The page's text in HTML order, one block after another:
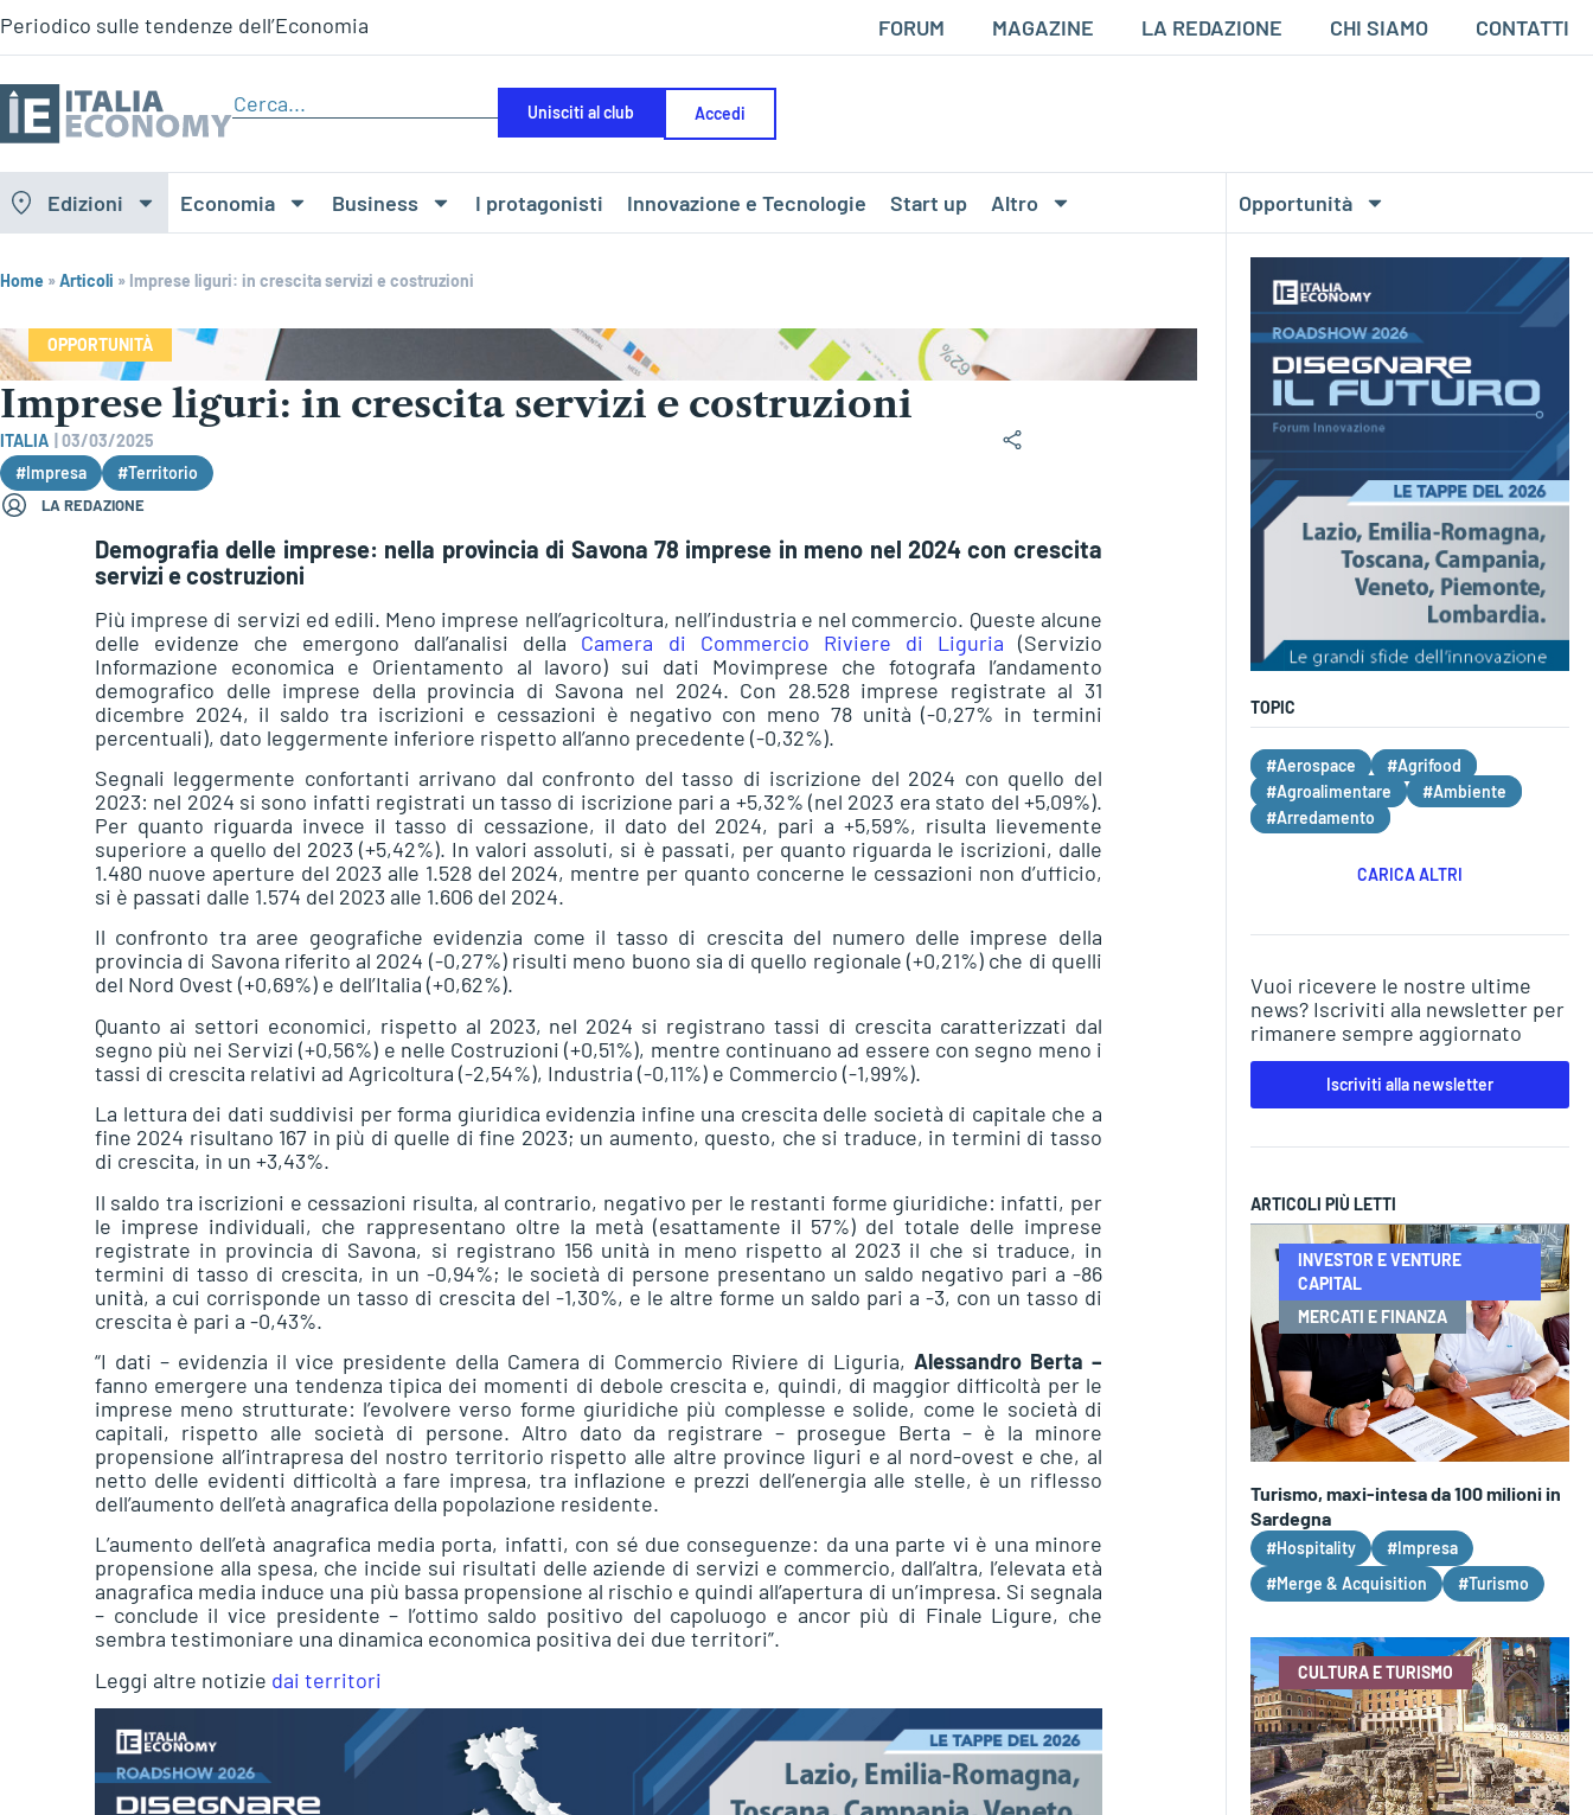
Periodico sulle tendenze dell’Economia FORUM MAGAZINE LA REDAZIONE CHI SIAMO CONTATTI
Unisciti al club Accedi
Edizioni Economia Business I protagonisti Innovazione e Tecnologie Start up Altro Opportunità
Home »Articoli » Imprese liguri: in crescita servizi e costruzioni
OPPORTUNITÀ
Imprese liguri: in crescita servizi e costruzioni
ITALIA
03/03/2025
#Impresa
#Territorio
LA REDAZIONE
Demografia delle imprese: nella provincia di Savona 78 imprese in meno nel 2024 con crescita
servizi e costruzioni
Più imprese di servizi ed edili. Meno imprese nell’agricoltura, nell’industria e nel commercio. Queste alcune
delle evidenze che emergono dall’analisi della Camera di Commercio Riviere di Liguria (Servizio
Informazione economica e Orientamento al lavoro) sui dati Movimprese che fotografa l’andamento
demografico delle imprese della provincia di Savona nel 2024. Con 28.528 imprese registrate al 31
dicembre 2024, il saldo tra iscrizioni e cessazioni è negativo con meno 78 unità (-0,27% in termini
percentuali), dato leggermente inferiore rispetto all’anno precedente (-0,32%).
Segnali leggermente confortanti arrivano dal confronto del tasso di iscrizione del 2024 con quello del
2023: nel 2024 si sono infatti registrati un tasso di iscrizione pari a +5,32% (nel 2023 era stato del +5,09%).
Per quanto riguarda invece il tasso di cessazione, il dato del 2024, pari a +5,59%, risulta lievemente
superiore a quello del 2023 (+5,42%). In valori assoluti, si è passati, per quanto riguarda le iscrizioni, dalle
1.480 nuove aperture del 2023 alle 1.528 del 2024, mentre per quanto concerne le cessazioni non d’ufficio,
si è passati dalle 1.574 del 2023 alle 1.606 del 2024.
Il confronto tra aree geografiche evidenzia come il tasso di crescita del numero delle imprese della
provincia di Savona riferito al 2024 (-0,27%) risulti meno buono sia di quello regionale (+0,21%) che di quelli
del Nord Ovest (+0,69%) e dell’Italia (+0,62%).
Quanto ai settori economici, rispetto al 2023, nel 2024 si registrano tassi di crescita caratterizzati dal
segno più nei Servizi (+0,56%) e nelle Costruzioni (+0,51%), mentre continuano ad essere con segno meno i
tassi di crescita relativi ad Agricoltura (-2,54%), Industria (-0,11%) e Commercio (-1,99%).
La lettura dei dati suddivisi per forma giuridica evidenzia infine una crescita delle società di capitale che a
fine 2024 risultano 167 in più di quelle di fine 2023; un aumento, questo, che si traduce, in termini di tasso
di crescita, in un +3,43%.
Il saldo tra iscrizioni e cessazioni risulta, al contrario, negativo per le restanti forme giuridiche: infatti, per
le imprese individuali, che rappresentano oltre la metà (esattamente il 57%) del totale delle imprese
registrate in provincia di Savona, si registrano 156 unità in meno rispetto al 2023 il che si traduce, in
termini di tasso di crescita, in un -0,94%; le società di persone presentano un saldo negativo pari a -86
unità, a cui corrisponde un tasso di crescita del -1,30%, e le altre forme un saldo pari a -3, con un tasso di
crescita è pari a -0,43%.
“I dati – evidenzia il vice presidente della Camera di Commercio Riviere di Liguria, Alessandro Berta –
fanno emergere una tendenza tipica dei momenti di debole crescita e, quindi, di maggior difficoltà per le
imprese meno strutturate: l’evolvere verso forme giuridiche più complesse e solide, come le società di
capitali, rispetto alle società di persone. Altro dato da registrare – prosegue Berta – è la minore
propensione all’intrapresa del nostro territorio rispetto alle altre province liguri e al nord-ovest e che, al
netto delle evidenti difficoltà a fare impresa, tra inflazione e prezzi dell’energia alle stelle, è un riflesso
dell’aumento dell’età anagrafica della popolazione residente.
L’aumento dell’età anagrafica media porta, infatti, con sé due conseguenze: da una parte vi è una minore
propensione alla spesa, che incide sui risultati delle aziende di servizi e commercio, dall’altra, l’elevata età
anagrafica media induce una più bassa propensione al rischio e quindi all’apertura di un’impresa. Si segnala
– conclude il vice presidente – l’ottimo saldo positivo del capoluogo e ancor più di Finale Ligure, che
sembra testimoniare una dinamica economica positiva dei due territori”.
Leggi altre notizie dai territori
TOPIC
#Aerospace
#Agrifood
#Agroalimentare
#Ambiente
#Arredamento
CARICA ALTRI
Vuoi ricevere le nostre ultime
news? Iscriviti alla newsletter per
rimanere sempre aggiornato
Iscriviti alla newsletter
ARTICOLI PIÙ LETTI
INVESTOR E VENTURE
CAPITAL
MERCATI E FINANZA
Turismo, maxi-intesa da 100 milioni in
Sardegna
#Hospitality
#Impresa
#Merge & Acquisition
#Turismo
CULTURA E TURISMO